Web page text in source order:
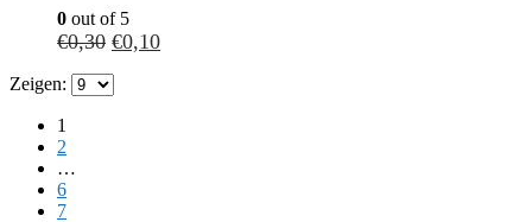
0 out of 5
€0,30 €0,10
Zeigen:
1
2
…
6
7